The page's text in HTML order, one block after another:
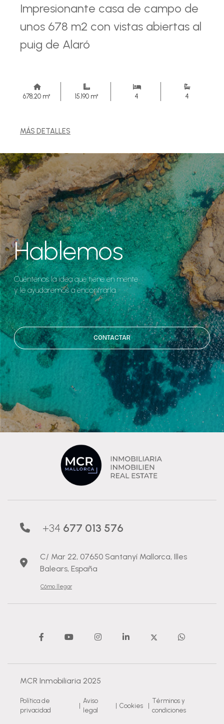
Impresionante casa de campo de
unos 678 m2 con vistas abiertas al
puig de Alaró
678,20 m² 15.190 m² 4 4
MÁS DETALLES
Hablemos
Cuéntenos la idea que tiene en mente
y le ayudaremos a encontrarla.
CONTACTAR
+34 677 013 576
C/ Mar 22, 07650 Santanyí Mallorca, Illes
Balears, España
Cómo llegar
MCR Inmobiliaria 2025
Política de
privacidad
|
Aviso
legal
| Cookies |
Términos y
condiciones